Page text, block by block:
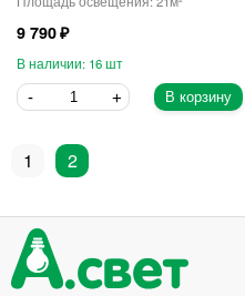
9 790
16
В корзину
1 2